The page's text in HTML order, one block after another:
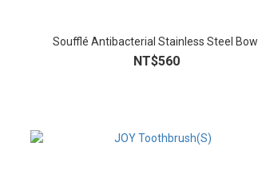
Soufflé Antibacterial Stainless Steel Bowl
NT$560